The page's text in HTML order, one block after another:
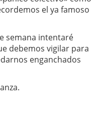
el ya famoso
semana intentaré
debemos vigilar para
enganchados